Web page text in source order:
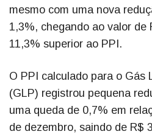
mesmo com uma nova
1,3%, chegando ao valor de
11,3% superior ao PPI.
O PPI calculado para o Gás
(GLP) registrou pequena
uma queda de 0,7% em
de dezembro, saindo de R$